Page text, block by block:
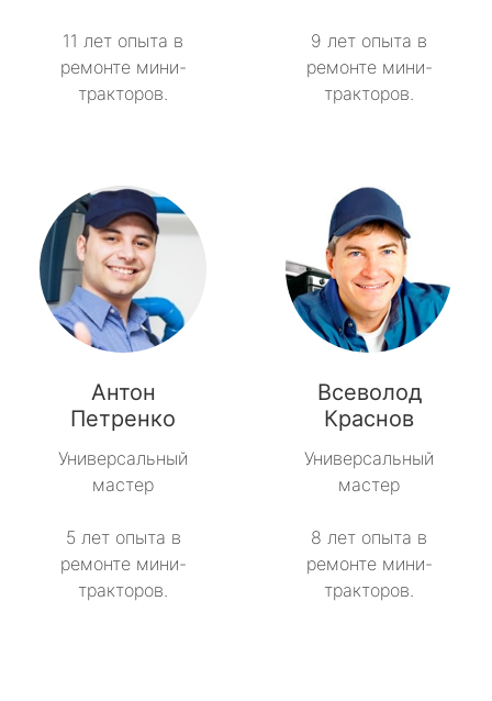
11 лет опыта в
ремонте мини-
тракторов.
9 лет опыта в
ремонте мини-
тракторов.
Антон
Петренко
Универсальный
мастер
5 лет опыта в
ремонте мини-
тракторов.
Всеволод
Краснов
Универсальный
мастер
8 лет опыта в
ремонте мини-
тракторов.